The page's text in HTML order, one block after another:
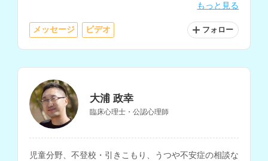
もっと見る
メッセージ ビデオ フォロー
大浦 政幸
臨床心理士・公認心理師
児童分野、不登校・引きこもり、うつや不安症の相談な